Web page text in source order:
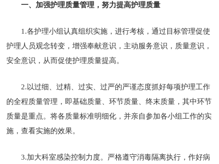
一、加强护理质量管理，努力提高护理质量
1.各护理小组认真组织实施，进行考核，通过目标管理促使
护理人员观念转变，增强奉献意识，主动服务意识，质量意识，
安全意识，从而促使护理质量提高。
2.以过细、过精、过实、过严的严谨态度抓好每项护理工作
的全程质量管理，即基础质量、环节质量、终末质量，其中环节
质量是重点。将各质量标准明细化，并亲自参加各小组工作的实
施，查看实施的效果。
3.加大科室感染控制力度。严格遵守消毒隔离执行，作好病